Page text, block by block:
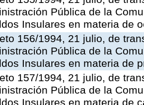
Pública de la
Insulares en materia de
156/1994, 21 julio, de
Pública de la
Insulares en materia de
157/1994, 21 julio, de
Pública de la